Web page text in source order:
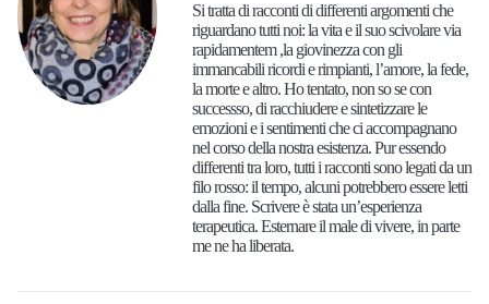
Si tratta di racconti di differenti argomenti che
riguardano tutti noi: la vita e il suo scivolare via
rapidamentem ,la giovinezza con gli
immancabili ricordi e rimpianti, l’amore, la fede,
la morte e altro. Ho tentato, non so se con
successso, di racchiudere e sintetizzare le
emozioni e i sentimenti che ci accompagnano
nel corso della nostra esistenza. Pur essendo
differenti tra loro, tutti i racconti sono legati da un
filo rosso: il tempo, alcuni potrebbero essere letti
dalla fine. Scrivere è stata un’esperienza
terapeutica. Esternare il male di vivere, in parte
me ne ha liberata.